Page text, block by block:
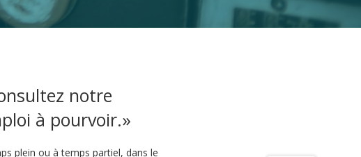
notre
à pourvoir.»
plein ou à temps partiel, dans le